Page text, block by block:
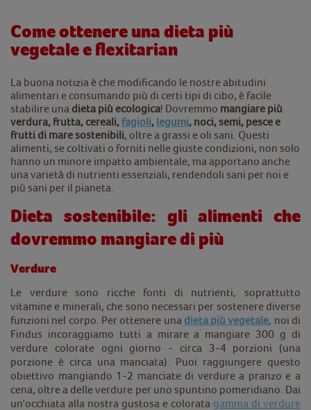
Come ottenere una dieta più
vegetale e flexitarian
La buona notizia è che modificando le nostre abitudini
alimentari e consumando più di certi tipi di cibo, è facile
stabilire una dieta più ecologica! Dovremmo mangiare più
verdura, frutta, cereali, fagioli, legumi, noci, semi, pesce e
frutti di mare sostenibili, oltre a grassi e oli sani. Questi
alimenti, se coltivati o forniti nelle giuste condizioni, non solo
hanno un minore impatto ambientale, ma apportano anche
una varietà di nutrienti essenziali, rendendoli sani per noi e
più sani per il pianeta.
Dieta sostenibile: gli alimenti che
dovremmo mangiare di più
Verdure
Le verdure sono ricche fonti di nutrienti, soprattutto
vitamine e minerali, che sono necessari per sostenere diverse
funzioni nel corpo. Per ottenere una dieta più vegetale, noi di
Findus incoraggiamo tutti a mirare a mangiare 300 g di
verdure colorate ogni giorno - circa 3-4 porzioni (una
porzione è circa una manciata). Puoi raggiungere questo
obiettivo mangiando 1-2 manciate di verdure a pranzo e a
cena, oltre a delle verdure per uno spuntino pomeridiano. Dai
un'occhiata alla nostra gustosa e colorata gamma di verdure